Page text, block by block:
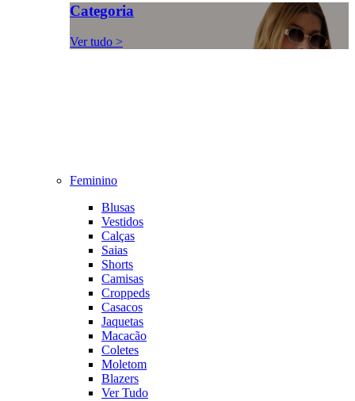
Categoria
Ver tudo >
Feminino
Blusas
Vestidos
Calças
Saias
Shorts
Camisas
Croppeds
Casacos
Jaquetas
Macacão
Coletes
Moletom
Blazers
Ver Tudo